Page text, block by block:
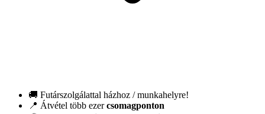
🚚 Futárszolgálattal házhoz / munkahelyre!
📍 Átvétel több ezercsomagponton